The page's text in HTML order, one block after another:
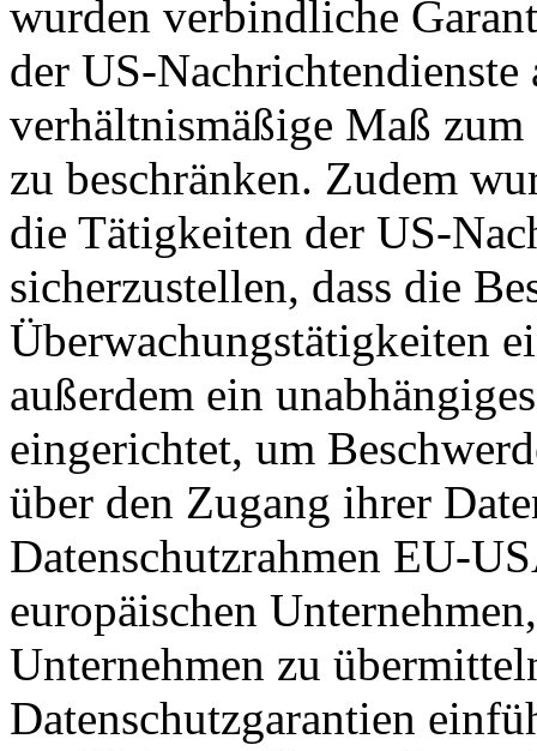
wurden verbindliche
der US-
verhältnismäßige Maß
zu beschränken. Zudem
die Tätigkeiten der US-
sicherzustellen, dass die
Überwachungstätigkeiten
außerdem ein
eingerichtet, um
über den Zugang ihrer
Datenschutzrahmen EU-
europäischen
Unternehmen zu
Datenschutzgarantien